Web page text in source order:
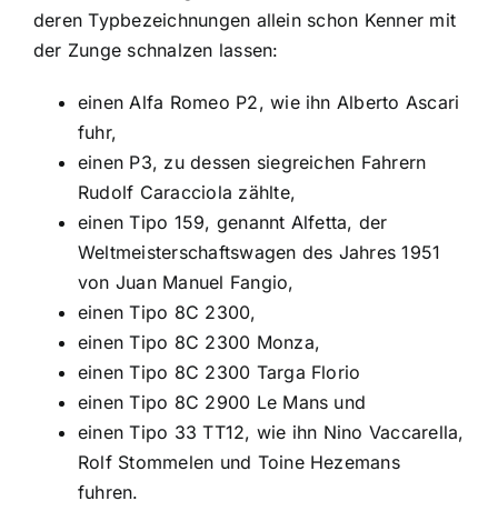
deren Typbezeichnungen allein schon Kenner mit
der Zunge schnalzen lassen:
einen Alfa Romeo P2, wie ihn Alberto Ascari
fuhr,
einen P3, zu dessen siegreichen Fahrern
Rudolf Caracciola zählte,
einen Tipo 159, genannt Alfetta, der
Weltmeisterschaftswagen des Jahres 1951
von Juan Manuel Fangio,
einen Tipo 8C 2300,
einen Tipo 8C 2300 Monza,
einen Tipo 8C 2300 Targa Florio
einen Tipo 8C 2900 Le Mans und
einen Tipo 33 TT12, wie ihn Nino Vaccarella,
Rolf Stommelen und Toine Hezemans
fuhren.